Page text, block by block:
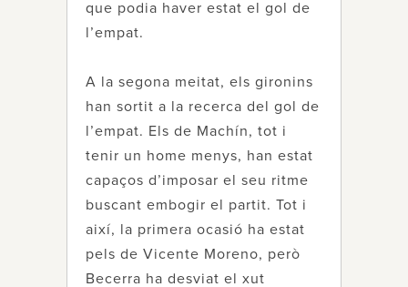
que podia haver estat el gol de
l’empat.
A la segona meitat, els gironins
han sortit a la recerca del gol de
l’empat. Els de Machín, tot i
tenir un home menys, han estat
capaços d’imposar el seu ritme
buscant embogir el partit. Tot i
així, la primera ocasió ha estat
pels de Vicente Moreno, però
Becerra ha desviat el xut